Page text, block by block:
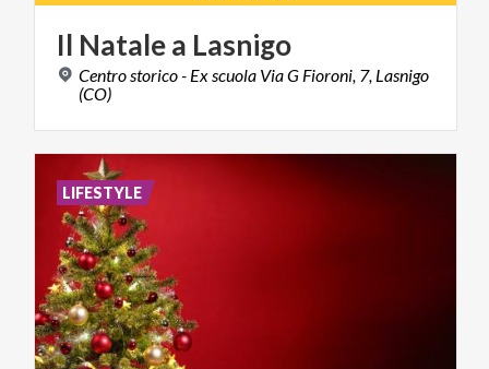
Il Natalea Lasnigo
Centro storico - Ex scuola Via G Fioroni, 7, Lasnigo
(CO)
LIFESTYLE